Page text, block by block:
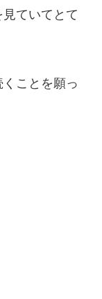
ていてとて
ことを願っ